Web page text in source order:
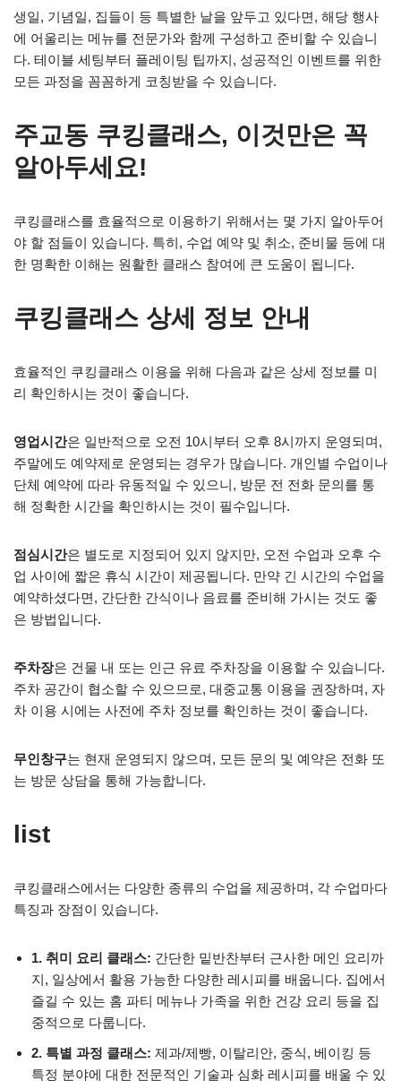
생일, 기념일, 집들이 등 특별한 날을 앞두고 있다면, 해당 행사
에 어울리는 메뉴를 전문가와 함께 구성하고 준비할 수 있습니
다. 테이블 세팅부터 플레이팅 팁까지, 성공적인 이벤트를 위한
모든 과정을 꼼꼼하게 코칭받을 수 있습니다.
주교동 쿠킹클래스, 이것만은 꼭
알아두세요!
쿠킹클래스를 효율적으로 이용하기 위해서는 몇 가지 알아두어
야 할 점들이 있습니다. 특히, 수업 예약 및 취소, 준비물 등에 대
한 명확한 이해는 원활한 클래스 참여에 큰 도움이 됩니다.
쿠킹클래스 상세 정보 안내
효율적인 쿠킹클래스 이용을 위해 다음과 같은 상세 정보를 미
리 확인하시는 것이 좋습니다.
영업시간은 일반적으로 오전 10시부터 오후 8시까지 운영되며,
주말에도 예약제로 운영되는 경우가 많습니다. 개인별 수업이나
단체 예약에 따라 유동적일 수 있으니, 방문 전 전화 문의를 통
해 정확한 시간을 확인하시는 것이 필수입니다.
점심시간은 별도로 지정되어 있지 않지만, 오전 수업과 오후 수
업 사이에 짧은 휴식 시간이 제공됩니다. 만약 긴 시간의 수업을
예약하셨다면, 간단한 간식이나 음료를 준비해 가시는 것도 좋
은 방법입니다.
주차장은 건물 내 또는 인근 유료 주차장을 이용할 수 있습니다.
주차 공간이 협소할 수 있으므로, 대중교통 이용을 권장하며, 자
차 이용 시에는 사전에 주차 정보를 확인하는 것이 좋습니다.
무인창구는 현재 운영되지 않으며, 모든 문의 및 예약은 전화 또
는 방문 상담을 통해 가능합니다.
list
쿠킹클래스에서는 다양한 종류의 수업을 제공하며, 각 수업마다
특징과 장점이 있습니다.
1. 취미 요리 클래스: 간단한 밑반찬부터 근사한 메인 요리까
지, 일상에서 활용 가능한 다양한 레시피를 배웁니다. 집에서
즐길 수 있는 홈 파티 메뉴나 가족을 위한 건강 요리 등을 집
중적으로 다룹니다.
2. 특별 과정 클래스: 제과/제빵, 이탈리안, 중식, 베이킹 등
특정 분야에 대한 전문적인 기술과 심화 레시피를 배울 수 있